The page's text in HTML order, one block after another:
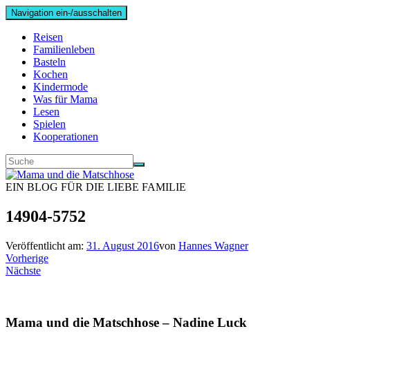
Navigation ein-/ausschalten
Reisen
Familienleben
Basteln
Kochen
Kindermode
Was für Mama
Lesen
Spielen
Kooperationen
EIN BLOG FÜR DIE LIEBE FAMILIE
14904-5752
Veröffentlicht am: 31. August 2016von Hannes Wagner
Vorherige
Nächste
Mama und die Matschhose – Nadine Luck